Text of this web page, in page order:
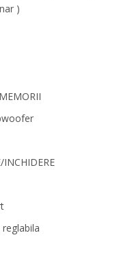
)
INCHIDERE
reglabila